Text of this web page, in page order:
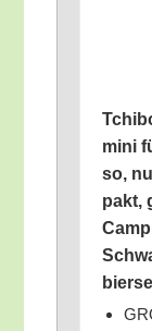
mini
so,
pakt,